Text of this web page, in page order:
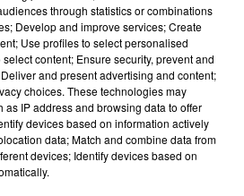
through statistics or combinations
Develop and improve services; Create
Use profiles to select personalised
content; Ensure security, prevent and
and present advertising and content;
choices. These technologies may
as IP address and browsing data to offer
devices based on information actively
data; Match and combine data from
devices; Identify devices based on